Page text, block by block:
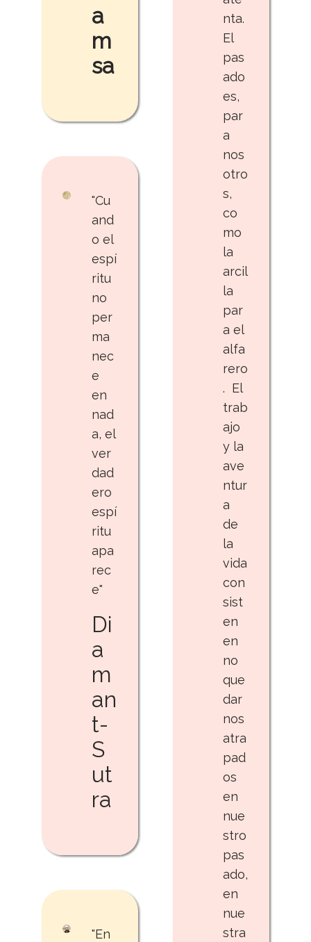
a
m
sa
"Cu
and
o el
espí
ritu
no
per
ma
nec
e
en
nad
a, el
ver
dad
ero
espí
ritu
apa
rec
e"
Di
a
m
an
t-
S
ut
ra
"En
nta.
El
pas
ado
es,
par
a
nos
otro
s,
co
mo
la
arcil
la
par
a el
alfa
rero
. El
trab
ajo
y la
ave
ntur
a
de
la
vida
con
sist
en
en
no
que
dar
nos
atra
pad
os
en
nue
stro
pas
ado,
en
nue
stra